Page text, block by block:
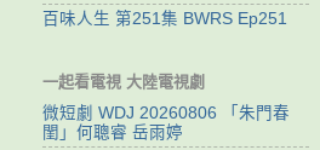
百味人生 第251集 BWRS Ep251
一起看電視 大陸電視劇
微短劇 WDJ 20260806 「朱門春
閨」何聰睿 岳雨婷